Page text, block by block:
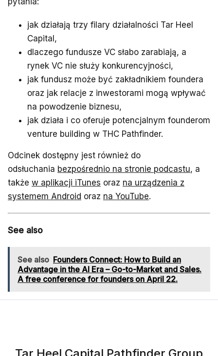
jak działają trzy filary działalności Tar Heel
Capital,
dlaczego fundusze VC słabo zarabiają, a
rynek VC nie służy konkurencyjności,
jak fundusz może być zakładnikiem foundera
oraz jak relacje z inwestorami mogą wpływać
na powodzenie biznesu,
jak działa i co oferuje potencjalnym founderom
venture building w THC Pathfinder.
Odcinek dostępny jest również do
odsłuchania bezpośrednio na stronie podcastu, a
także w aplikacji iTunes oraz na urządzenia z
systemem Android oraz na YouTube.
See also
See also Founders Connect: How to Build an
Advantage in the AI Era – Go-to-Market and Sales.
A free conference for founders on April 22.